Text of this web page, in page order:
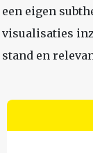
een eigen
visualisaties
stand en